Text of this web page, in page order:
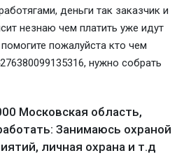
деньги так заказчик и
незнаю чем платить уже идут
пожалуйста кто чем
нужно собрать
Московская область,
Занимаюсь охраной
личная охрана и т.д